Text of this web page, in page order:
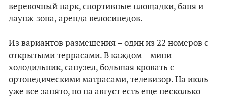
веревочный парк, спортивные площадки, баня и
лаунж-зона, аренда велосипедов.
Из вариантов размещения – один из 22 номеров с
открытыми террасами. В каждом – мини-
холодильник, санузел, большая кровать с
ортопедическими матрасами, телевизор. На июль
уже все занято, но на август есть еще несколько